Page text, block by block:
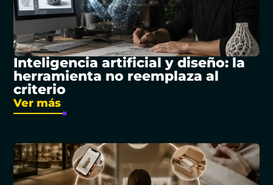
Inteligencia artificial y diseño: la
herramienta no reemplaza al
criterio
Ver más